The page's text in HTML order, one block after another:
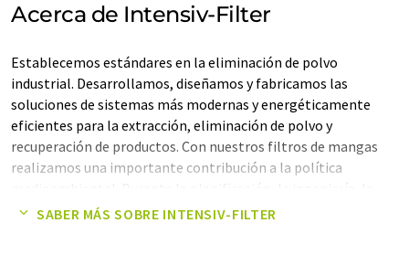
Acerca de Intensiv-Filter
Establecemos estándares en la eliminación de polvo
industrial. Desarrollamos, diseñamos y fabricamos las
soluciones de sistemas más modernas y energéticamente
eficientes para la extracción, eliminación de polvo y
recuperación de productos. Con nuestros filtros de mangas
realizamos una importante contribución a la política
medioambiental. Durante la planificación, la ingeniería, la
producción propia, la instalación, la puesta en marcha y el
SABER MÁS SOBRE INTENSIV-FILTER